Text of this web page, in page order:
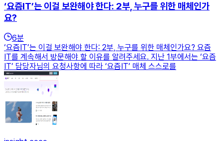
‘요즘IT’는 이걸 보완해야 한다: 2부, 누구를 위한 매체인가
요?
6분
‘요즘IT’는 이걸 보완해야 한다: 2부, 누구를 위한 매체인가요? 요즘
IT를 계속해서 방문해야 할 이유를 알려주세요. 지난 1부에서는 ‘요즘
IT’ 담당자님의 요청사항에 따라 ‘요즘IT’ 매체 스스로를